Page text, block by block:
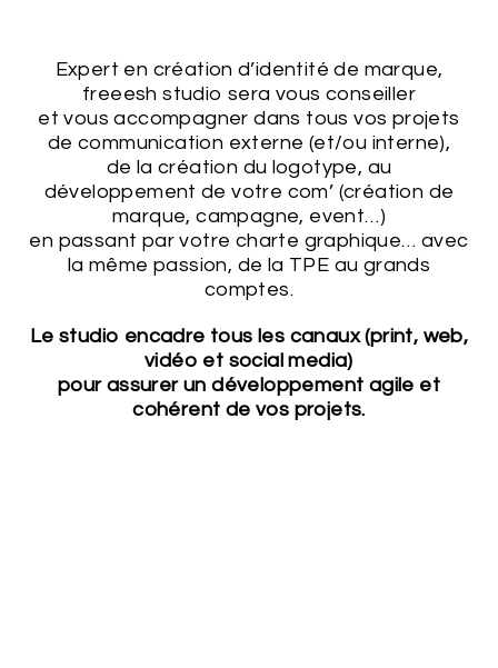
Expert en création d’identité de marque,
freeesh studio sera vous conseiller
et vous accompagner dans tous vos projets
de communication externe (et/ou interne),
de la création du logotype, au
développement de votre com’ (création de
marque, campagne, event…)
en passant par votre charte graphique… avec
la même passion, de la TPE au grands
comptes.
Le studio encadre tous les canaux (print, web,
vidéo et social media)
pour assurer un développement agile et
cohérent de vos projets.